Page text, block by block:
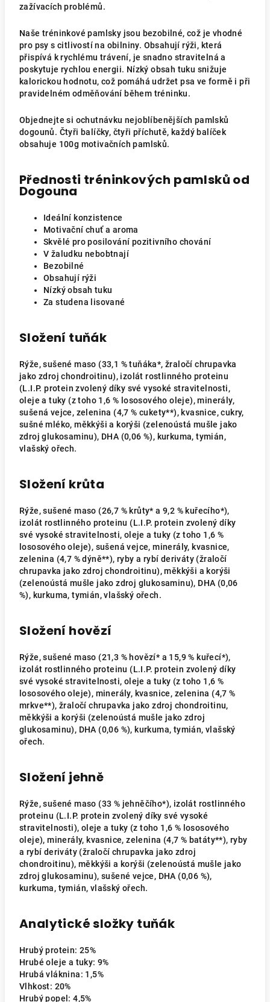
zažívacích problémů.
Naše tréninkové pamlsky jsou bezobilné, což je vhodné
pro psy s citlivostí na obilniny. Obsahují rýži, která
přispívá k rychlému trávení, je snadno stravitelná a
poskytuje rychlou energii. Nízký obsah tuku snižuje
kalorickou hodnotu, což pomáhá udržet psa ve formě i při
pravidelném odměňování během tréninku.
Objednejte si ochutnávku nejoblíbenějších pamlsků
dogounů. Čtyři balíčky, čtyři příchutě, každý balíček
obsahuje 100g motivačních pamlsků.
Přednosti tréninkových pamlsků od
Dogouna
Ideální konzistence
Motivační chuť a aroma
Skvělé pro posilování pozitivního chování
V žaludku nebobtnají
Bezobilné
Obsahují rýži
Nízký obsah tuku
Za studena lisované
Složení tuňák
Rýže, sušené maso (33,1 % tuňáka*, žraločí chrupavka
jako zdroj chondroitinu), izolát rostlinného proteinu
(L.I.P. protein zvolený díky své vysoké stravitelnosti,
oleje a tuky (z toho 1,6 % lososového oleje), minerály,
sušená vejce, zelenina (4,7 % cukety**), kvasnice, cukry,
sušné mléko, měkkýši a korýši (zelenoústá mušle jako
zdroj glukosaminu), DHA (0,06 %), kurkuma, tymián,
vlašský ořech.
Složení krůta
Rýže, sušené maso (26,7 % krůty* a 9,2 % kuřecího*),
izolát rostlinného proteinu (L.I.P. protein zvolený díky
své vysoké stravitelnosti, oleje a tuky (z toho 1,6 %
lososového oleje), sušená vejce, minerály, kvasnice,
zelenina (4,7 % dýně**), ryby a rybí deriváty (žraločí
chrupavka jako zdroj chondroitinu), měkkýši a korýši
(zelenoústá mušle jako zdroj glukosaminu), DHA (0,06
%), kurkuma, tymián, vlašský ořech.
Složení hovězí
Rýže, sušené maso (21,3 % hovězí* a 15,9 % kuřecí*),
izolát rostlinného proteinu (L.I.P. protein zvolený díky
své vysoké stravitelnosti, oleje a tuky (z toho 1,6 %
lososového oleje), minerály, kvasnice, zelenina (4,7 %
mrkve**), žraločí chrupavka jako zdroj chondroitinu,
měkkýši a korýši (zelenoústá mušle jako zdroj
glukosaminu), DHA (0,06 %), kurkuma, tymián, vlašský
ořech.
Složení jehně
Rýže, sušené maso (33 % jehněčího*), izolát rostlinného
proteinu (L.I.P. protein zvolený díky své vysoké
stravitelnosti), oleje a tuky (z toho 1,6 % lososového
oleje), minerály, kvasnice, zelenina (4,7 % batáty**), ryby
a rybí deriváty (žraločí chrupavka jako zdroj
chondroitinu), měkkýši a korýši (zelenoústá mušle jako
zdroj glukosaminu), sušené vejce, DHA (0,06 %),
kurkuma, tymián, vlašský ořech.
Analytické složky tuňák
Hrubý protein: 25%
Hrubé oleje a tuky: 9%
Hrubá vláknina: 1,5%
Vlhkost: 20%
Hrubý popel: 4,5%